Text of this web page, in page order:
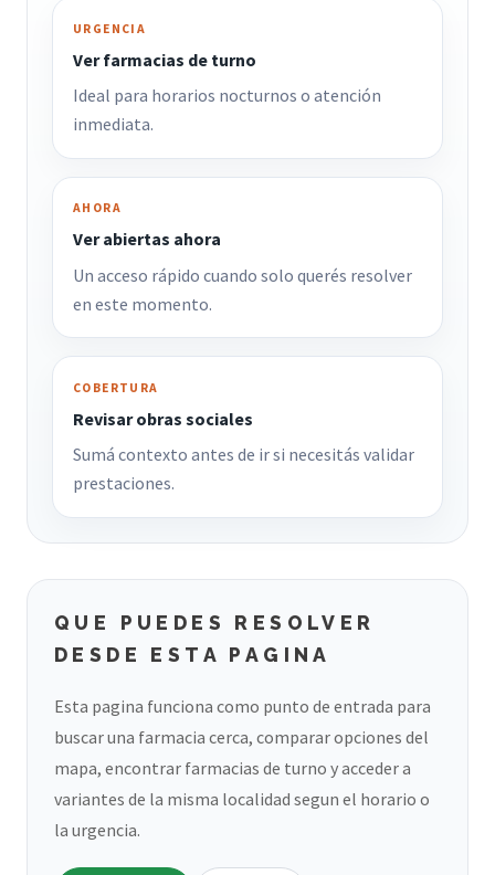
URGENCIA
Ver farmacias de turno
Ideal para horarios nocturnos o atención
inmediata.
AHORA
Ver abiertas ahora
Un acceso rápido cuando solo querés resolver
en este momento.
COBERTURA
Revisar obras sociales
Sumá contexto antes de ir si necesitás validar
prestaciones.
QUE PUEDES RESOLVER
DESDE ESTA PAGINA
Esta pagina funciona como punto de entrada para
buscar una farmacia cerca, comparar opciones del
mapa, encontrar farmacias de turno y acceder a
variantes de la misma localidad segun el horario o
la urgencia.